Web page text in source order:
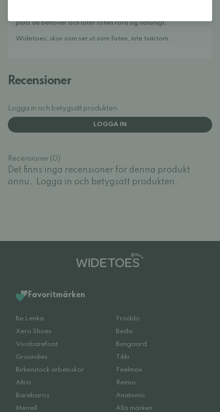
plats de behöver och låter foten röra sig naturligt.
Widetoes: skor som ser ut som foten, inte tvärtom.
Recensioner
Logga in och betygsätt produkten.
LOGGA IN
Recensioner (0)
Det finns inga recensioner för denna produkt
ännu.
Logga in och betygsätt produkten.
Favoritmärken
Be Lenka
Froddo
Xero Shoes
Beda
Vivobarefoot
Bungaard
Groundies
Tikki
Birkenstock arbetsskor
Feelmax
Altra
Reima
Barebarics
Anatomic
Merrell
Alla märken